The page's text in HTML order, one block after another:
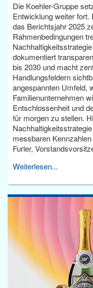
Die Koehler-Gruppe
Entwicklung weiter
das Berichtsjahr 2025
Rahmenbedingungen
dokumentiert
bis 2030 und macht
Handlungsfeldern
angespannten Umfeld,
Familienunternehmen
Entschlossenheit und
für morgen zu stellen.
messbaren
Furler,
Weiterlesen...